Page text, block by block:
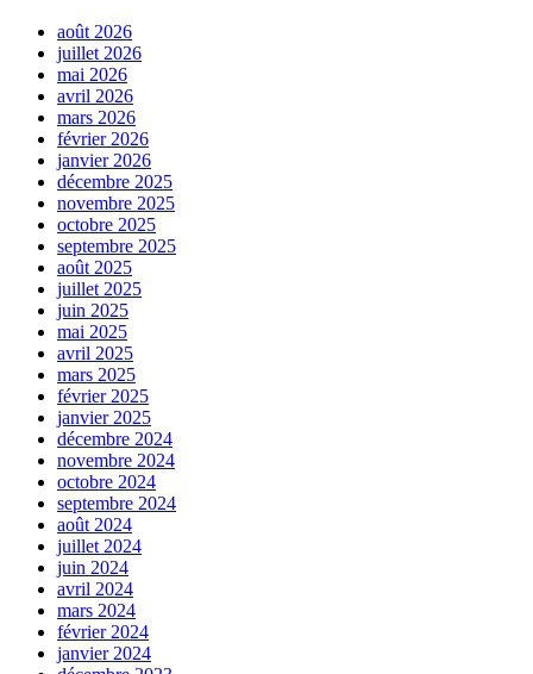
août 2026
juillet 2026
mai 2026
avril 2026
mars 2026
février 2026
janvier 2026
décembre 2025
novembre 2025
octobre 2025
septembre 2025
août 2025
juillet 2025
juin 2025
mai 2025
avril 2025
mars 2025
février 2025
janvier 2025
décembre 2024
novembre 2024
octobre 2024
septembre 2024
août 2024
juillet 2024
juin 2024
avril 2024
mars 2024
février 2024
janvier 2024